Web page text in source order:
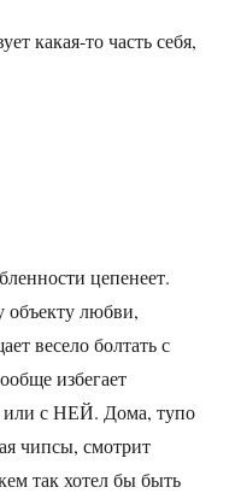
какая-то часть себя,
цепенеет.
объекту любви,
весело болтать с
избегает
или с НЕЙ. Дома, тупо
чипсы, смотрит
так хотел бы быть